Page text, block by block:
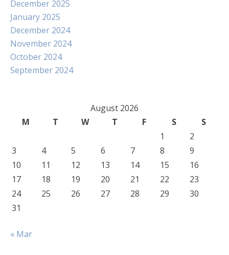
December 2025
January 2025
December 2024
November 2024
October 2024
September 2024
August 2026
M
T W T F S
S
1
2
3
4 5 6 7 8
9
10
11 12 13 14 15
16
17
18 19 20 21 22
23
24
25 26 27 28 29
30
31
« Mar